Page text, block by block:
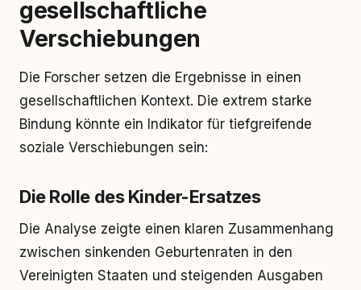
gesellschaftliche
Verschiebungen
Die Forscher setzen die Ergebnisse in einen
gesellschaftlichen Kontext. Die extrem starke
Bindung könnte ein Indikator für tiefgreifende
soziale Verschiebungen sein:
Die Rolle des Kinder-Ersatzes
Die Analyse zeigte einen klaren Zusammenhang
zwischen sinkenden Geburtenraten in den
Vereinigten Staaten und steigenden Ausgaben